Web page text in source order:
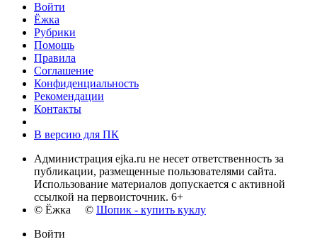
Войти
Ёжка
Рубрики
Помощь
Правила
Соглашение
Конфиденциальность
Рекомендации
Контакты
В версию для ПК
Администрация ejka.ru не несет ответственность за
публикации, размещенные пользователями сайта.
Использование материалов допускается с активной
ссылкой на первоисточник. 6+
© Ёжка © Шопик - купить куклу
Войти